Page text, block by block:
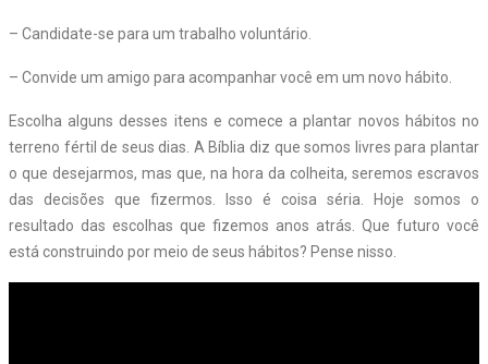
– Candidate-se para um trabalho voluntário.
– Convide um amigo para acompanhar você em um novo hábito.
Escolha alguns desses itens e comece a plantar novos hábitos no
terreno fértil de seus dias. A Bíblia diz que somos livres para plantar
o que desejarmos, mas que, na hora da colheita, seremos escravos
das decisões que fizermos. Isso é coisa séria. Hoje somos o
resultado das escolhas que fizemos anos atrás. Que futuro você
está construindo por meio de seus hábitos? Pense nisso.